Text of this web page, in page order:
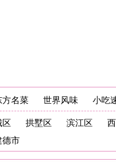
点评数量 浏览量
比:0